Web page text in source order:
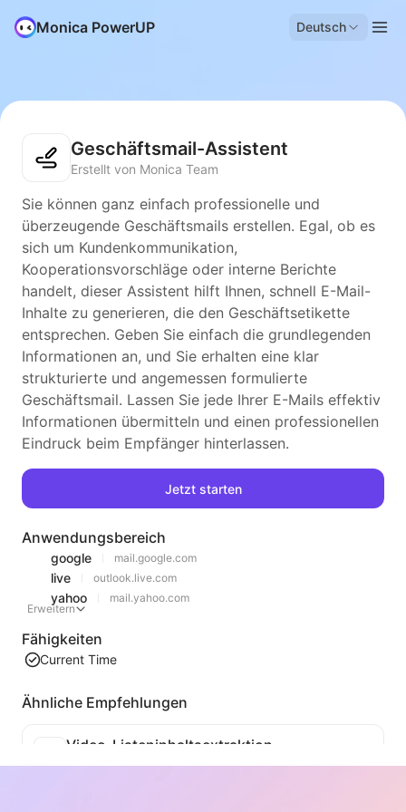
Monica PowerUP Deutsch
Geschäftsmail-Assistent
Erstellt von Monica Team
Sie können ganz einfach professionelle und
überzeugende Geschäftsmails erstellen. Egal, ob es
sich um Kundenkommunikation,
Kooperationsvorschläge oder interne Berichte
handelt, dieser Assistent hilft Ihnen, schnell E-Mail-
Inhalte zu generieren, die den Geschäftsetikette
entsprechen. Geben Sie einfach die grundlegenden
Informationen an, und Sie erhalten eine klar
strukturierte und angemessen formulierte
Geschäftsmail. Lassen Sie jede Ihrer E-Mails effektiv
Informationen übermitteln und einen professionellen
Eindruck beim Empfänger hinterlassen.
Jetzt starten
Anwendungsbereich
google mail.google.com
live outlook.live.com
yahoo
mail.yahoo.com
Erweitern
Fähigkeiten
Current Time
Ähnliche Empfehlungen
Video-Listeninhaltsextraktion